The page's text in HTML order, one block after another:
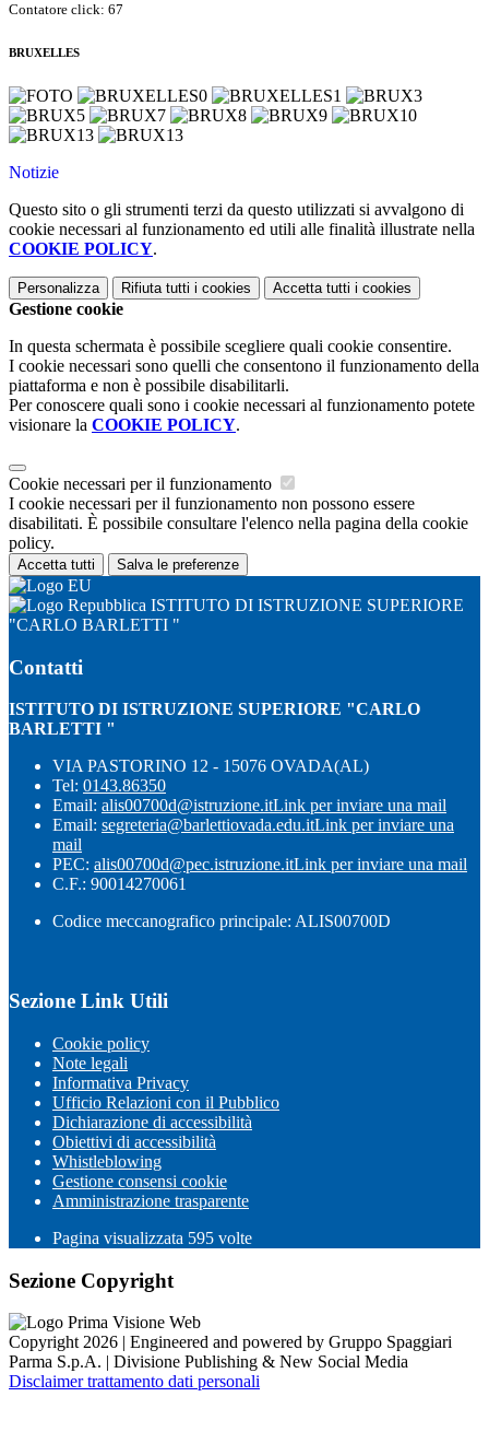
Contatore click: 67
BRUXELLES
Notizie
Questo sito o gli strumenti terzi da questo utilizzati si avvalgono di
cookie necessari al funzionamento ed utili alle finalità illustrate nella
COOKIE POLICY.
Personalizza Rifiuta tutti i cookies Accetta tutti i cookies
Gestione cookie
In questa schermata è possibile scegliere quali cookie consentire.
I cookie necessari sono quelli che consentono il funzionamento della
piattaforma e non è possibile disabilitarli.
Per conoscere quali sono i cookie necessari al funzionamento potete
visionare la COOKIE POLICY.
Cookie necessari per il funzionamento
I cookie necessari per il funzionamento non possono essere
disabilitati. È possibile consultare l'elenco nella pagina della cookie
policy.
Accetta tutti Salva le preferenze
ISTITUTO DI ISTRUZIONE SUPERIORE
"CARLO BARLETTI "
Contatti
ISTITUTO DI ISTRUZIONE SUPERIORE "CARLO
BARLETTI "
VIA PASTORINO 12 - 15076 OVADA(AL)
Tel: 0143.86350
Email: alis00700d@istruzione.itLink per inviare una mail
Email: segreteria@barlettiovada.edu.itLink per inviare una
mail
PEC: alis00700d@pec.istruzione.itLink per inviare una mail
C.F.: 90014270061
Codice meccanografico principale: ALIS00700D
Sezione Link Utili
Cookie policy
Note legali
Informativa Privacy
Ufficio Relazioni con il Pubblico
Dichiarazione di accessibilità
Obiettivi di accessibilità
Whistleblowing
Gestione consensi cookie
Amministrazione trasparente
Pagina visualizzata 595 volte
Sezione Copyright
Copyright 2026 | Engineered and powered by Gruppo Spaggiari
Parma S.p.A. | Divisione Publishing & New Social Media
Disclaimer trattamento dati personali